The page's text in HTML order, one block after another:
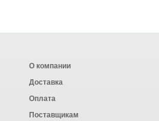
О компании
Доставка
Оплата
Поставщикам